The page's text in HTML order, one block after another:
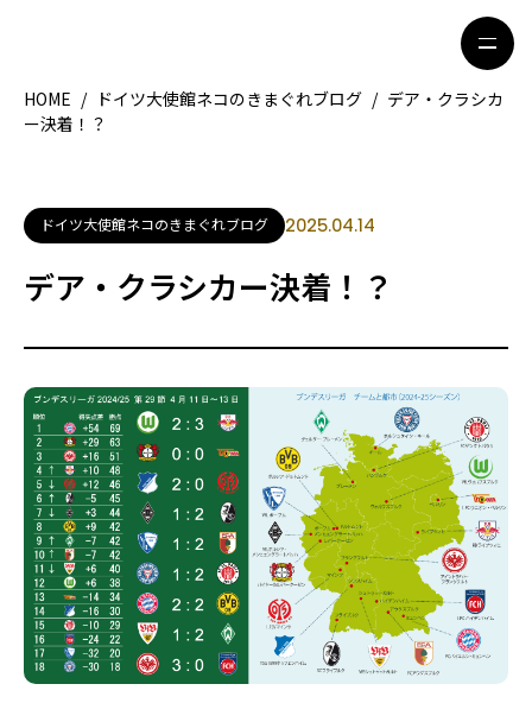
地域別ガイド
グルメ
観光ガイド
留学＆キャリア
著者一覧
ライター募集
HOME / ドイツ大使館ネコのきまぐれブログ / デア・クラシカ
ー決着！？
ドイツ大使館ネコのきまぐれブログ 2025.04.14
デア・クラシカー決着！？